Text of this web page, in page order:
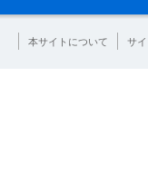
本サイトについて サ